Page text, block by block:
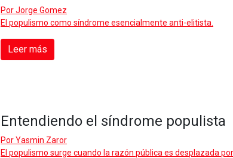
PorJorge Gomez
El populismo como síndrome esencialmente anti-elitista.
Leer más
Entendiendo el síndrome populista
PorYasmin Zaror
El populismo surge cuando la razón pública es desplazada